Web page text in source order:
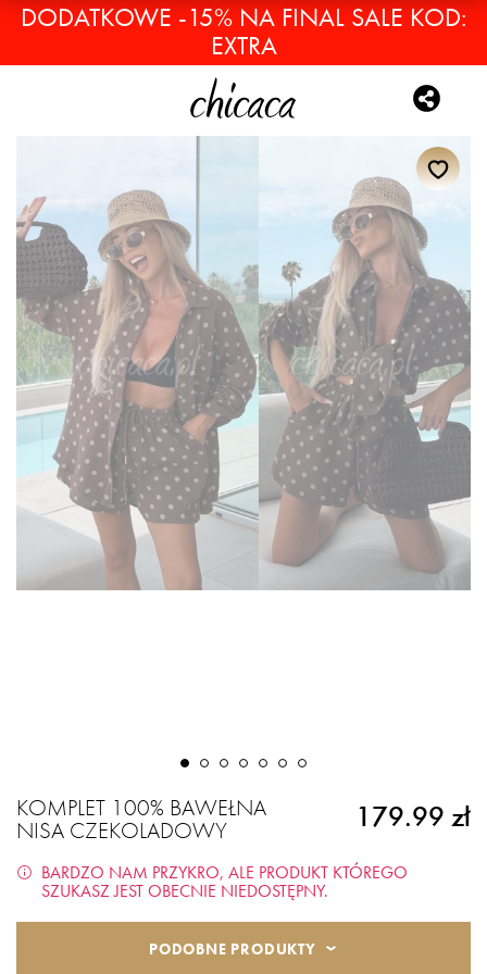
DODATKOWE -15% NA FINAL SALE KOD:
EXTRA
KOMPLET 100% BAWEŁNA
NISA CZEKOLADOWY 179.99 zł
BARDZO NAM PRZYKRO, ALE PRODUKT KTÓREGO
SZUKASZ JEST OBECNIE NIEDOSTĘPNY.
PODOBNE PRODUKTY